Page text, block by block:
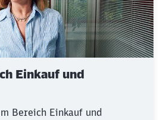
Einkauf und
Bereich Einkauf und